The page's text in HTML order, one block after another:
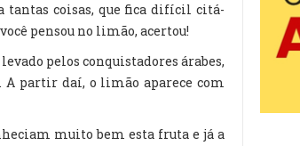
tantas coisas, que fica difícil citá-
pensou no limão, acertou!
pelos conquistadores árabes,
A partir daí, o limão aparece com
muito bem esta fruta e já a